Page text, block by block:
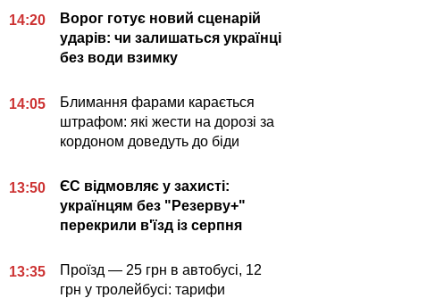
14:20
Ворог готує новий сценарій
ударів: чи залишаться українці
без води взимку
14:05
Блимання фарами карається
штрафом: які жести на дорозі за
кордоном доведуть до біди
13:50
ЄС відмовляє у захисті:
українцям без "Резерву+"
перекрили в'їзд із серпня
13:35
Проїзд — 25 грн в автобусі, 12
грн у тролейбусі: тарифи